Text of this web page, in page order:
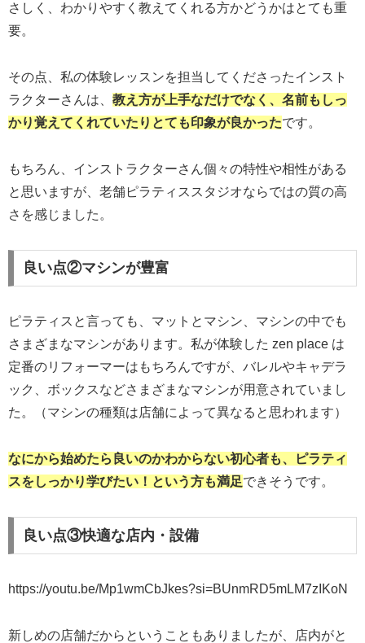
さしく、わかりやすく教えてくれる方かどうかはとても重
要。
その点、私の体験レッスンを担当してくださったインスト
ラクターさんは、 教え方が上手なだけでなく、名前もしっ
かり覚えてくれていたり とても印象が良かったです。
もちろん、インストラクターさん個々の特性や相性がある
と思いますが、老舗ピラティススタジオならではの質の高
さを感じました。
良い点②マシンが豊富
ピラティスと言っても、マットとマシン、マシンの中でも
さまざまなマシンがあります。私が体験した zen place は
定番のリフォーマーはもちろんですが、バレルやキャデラ
ック、ボックスなどさまざまなマシンが用意されていまし
た。（マシンの種類は店舗によって異なると思われます）
なにから始めたら良いのかわからない初心者も、ピラティ
スをしっかり学びたい！という方も満足できそうです。
良い点③快適な店内・設備
https://youtu.be/Mp1wmCbJkes?si=BUnmRD5mLM7zIKoN
新しめの店舗だからということもありましたが、店内がと